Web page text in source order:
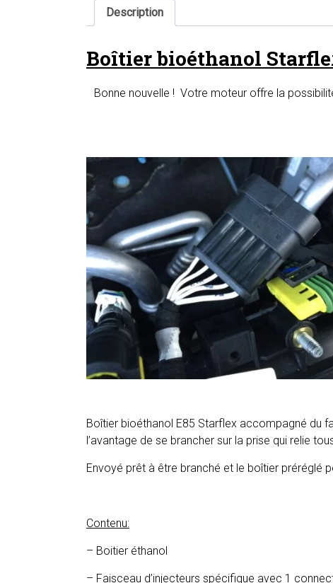
Description
Boîtier bioéthanol
Bonne nouvelle ! Votre moteur offre la
Boîtier bioéthanol E85 Starflex accompagné du
l’avantage de se brancher sur la prise qui relie
Envoyé prêt à être branché et le boîtier préréglé
Contenu:
– Boitier éthanol
– Faisceau d’injecteurs spécifique avec 1